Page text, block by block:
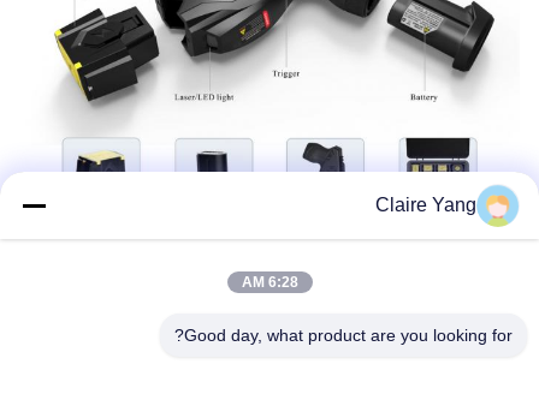
برچسب ها:
Claire Yang
6:28 AM
Good day, what product are you looking for?